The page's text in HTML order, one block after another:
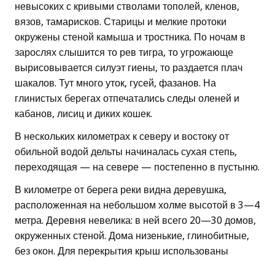
невысоких с кривыми стволами тополей, кленов,
вязов, тамарисков. Старицы и мелкие протоки
окружены стеной камыша и тростника. По ночам в
зарослях слышится то рев тигра, то угрожающе
вырисовывается силуэт гиены, то раздается плач
шакалов. Тут много уток, гусей, фазанов. На
глинистых берегах отпечатались следы оленей и
кабанов, лисиц и диких кошек.
В нескольких километрах к северу и востоку от
обильной водой дельты начиналась сухая степь,
переходящая — на севере — постепенно в пустыню.
В километре от берега реки видна деревушка,
расположенная на небольшом холме высотой в 3—4
метра. Деревня невелика: в ней всего 20—30 домов,
окруженных стеной. Дома низенькие, глинобитные,
без окон. Для перекрытия крыш использованы